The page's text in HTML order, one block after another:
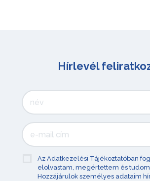
Hírlevél
Az Adatkezelési Tájékoztatóban
elolvastam, megértettem és
Hozzájárulok személyes adataim